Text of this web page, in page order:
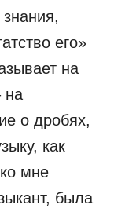
его»
на
на
о дробях,
как
мне
была